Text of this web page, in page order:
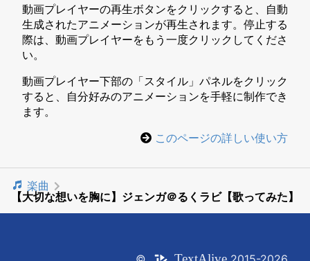
動画プレイヤーの再生ボタンをクリックすると、自動
生成されたアニメーションが再生されます。停止する
際は、動画プレイヤーをもう一度クリックしてくださ
い。
動画プレイヤー下部の「スタイル」パネルをクリック
すると、自分好みのアニメーションを手軽に制作でき
ます。
このページの詳しい使い方
楽曲
【大切な想いを胸に】ジェンガ＠るくラビ【歌ってみた】